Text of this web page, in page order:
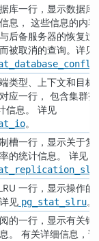
库一行，显示数据库
息， 这些信息的内
后备服务器的恢复过
被取消的查询。详见
类型、上下文和目标
应一行， 包含集群
信息。 详见
。
槽一行，显示关于复
的统计信息。 详见
一行，显示操作的
见 pg_stat_slru。
的一行，显示有关错
。 有关详细信息，